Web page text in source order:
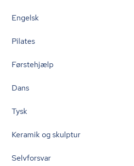
Engelsk
Pilates
Førstehjælp
Dans
Tysk
Keramik og skulptur
Selvforsvar